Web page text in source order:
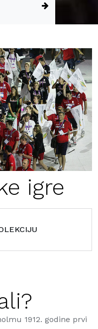
igre
1912. godine prvi